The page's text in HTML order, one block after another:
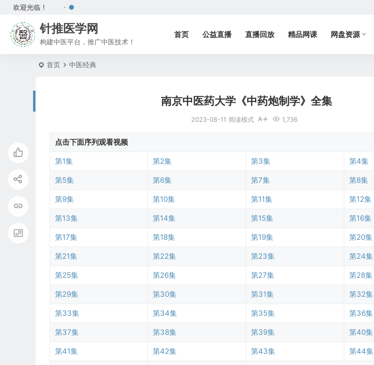
欢迎光临！
针推医学网
构建中医平台，推广中医技术！
首页 公益直播 直播回放 精品网课 网盘资源
首页 中医经典
南京中医药大学《中药炮制学》全集
2023-08-11 1,736
阅读模式
点击下面序列观看视频
第1集 第2集 第3集 第4集
第5集 第6集 第7集 第8集
第9集 第10集 第11集 第12集
第13集 第14集 第15集 第16集
第17集 第18集 第19集 第20集
第21集 第22集 第23集 第24集
第25集 第26集 第27集 第28集
第29集 第30集 第31集 第32集
第33集 第34集 第35集 第36集
第37集 第38集 第39集 第40集
第41集 第42集 第43集 第44集